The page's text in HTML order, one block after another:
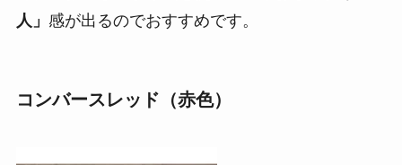
人」 感が出るのでおすすめです。
コンバースレッド（赤色）